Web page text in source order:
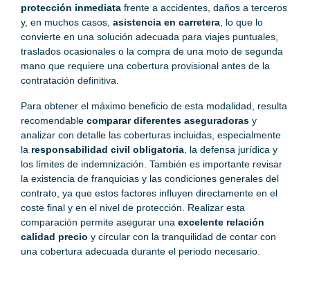
protección inmediata frente a accidentes, daños a terceros
y, en muchos casos, asistencia en carretera , lo que lo
convierte en una solución adecuada para viajes puntuales,
traslados ocasionales o la compra de una moto de segunda
mano que requiere una cobertura provisional antes de la
contratación definitiva.
Para obtener el máximo beneficio de esta modalidad, resulta
recomendable comparar diferentes aseguradoras y
analizar con detalle las coberturas incluidas, especialmente
la responsabilidad civil obligatoria , la defensa jurídica y
los límites de indemnización. También es importante revisar
la existencia de franquicias y las condiciones generales del
contrato, ya que estos factores influyen directamente en el
coste final y en el nivel de protección. Realizar esta
comparación permite asegurar una excelente relación
calidad precio y circular con la tranquilidad de contar con
una cobertura adecuada durante el periodo necesario.